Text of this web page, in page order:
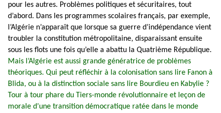
pour les autres. Problèmes politiques et sécuritaires, tout
d’abord. Dans les programmes scolaires français, par exemple,
l’Algérie n’apparaît que lorsque sa guerre d’indépendance vient
troubler la constitution métropolitaine, disparaissant ensuite
sous les flots une fois qu’elle a abattu la Quatrième République.
Mais l’Algérie est aussi grande génératrice de problèmes
théoriques. Qui peut réfléchir à la colonisation sans lire Fanon à
Blida, ou à la distinction sociale sans lire Bourdieu en Kabylie ?
Tour à tour phare du Tiers-monde révolutionnaire et leçon de
morale d’une transition démocratique ratée dans le monde